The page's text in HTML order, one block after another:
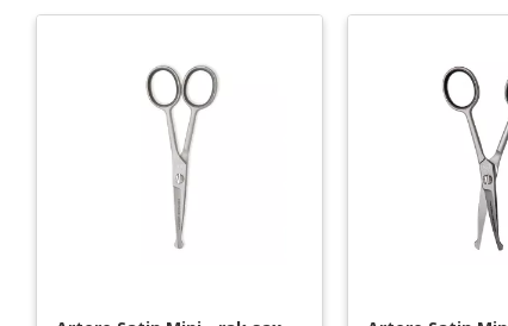
Groom
Roseline